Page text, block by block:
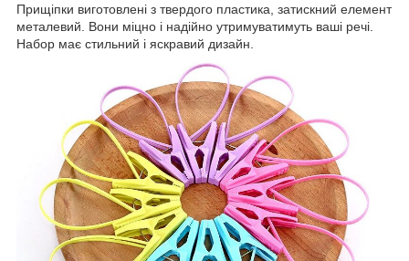
Прищіпки виготовлені з твердого пластика, затискний елемент
металевий. Вони міцно і надійно утримуватимуть ваші речі.
Набор має стильний і яскравий дизайн.